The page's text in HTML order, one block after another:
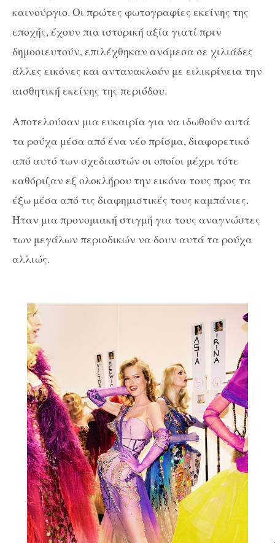
καινούργιο. Οι πρώτες φωτογραφίες εκείνης της
εποχής, έχουν πια ιστορική αξία γιατί πριν
δημοσιευτούν, επιλέχθηκαν ανάμεσα σε χιλιάδες
άλλες εικόνες και αντανακλούν με ειλικρίνεια την
αισθητική εκείνης της περιόδου.
Αποτελούσαν μια ευκαιρία για να ιδωθούν αυτά
τα ρούχα μέσα από ένα νέο πρίσμα, διαφορετικό
από αυτό των σχεδιαστών οι οποίοι μέχρι τότε
καθόριζαν εξ ολοκλήρου την εικόνα τους προς τα
έξω μέσα από τις διαφημιστικές τους καμπάνιες.
Ήταν μια προνομιακή στιγμή για τους αναγνώστες
των μεγάλων περιοδικών να δουν αυτά τα ρούχα
αλλιώς.